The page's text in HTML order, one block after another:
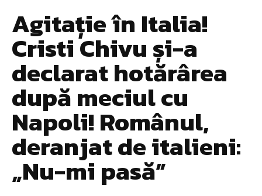
Agitație în Italia!
Cristi Chivu și-a
declarat hotărârea
după meciul cu
Napoli! Românul,
deranjat de italieni:
„Nu-mi pasă”